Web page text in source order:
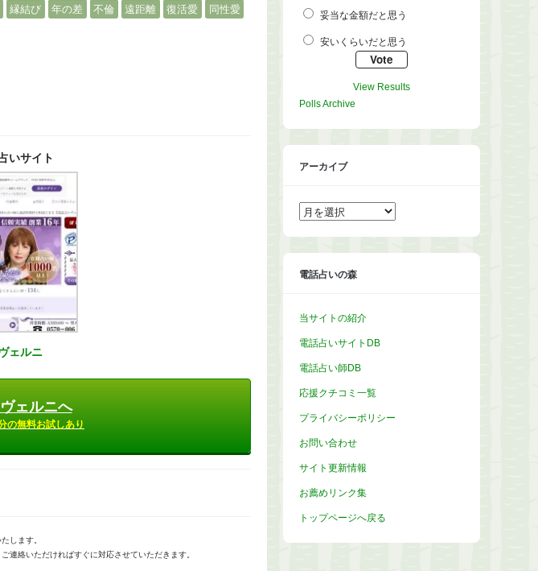
縁結び 年の差 不倫 遠距離 復活愛 同性愛
いサイト
ェルニ
ェルニへ
の無料お試しあり
します。
連絡いただければすぐに対応させていただきます。
妥当な金額だと思う
安いくらいだと思う
View Results
Polls Archive
アーカイブ
ア
ー
イ
電話占いの森
当サイトの紹介
電話占いサイトDB
電話占い師DB
応援クチコミ一覧
プライバシーポリシー
お問い合わせ
サイト更新情報
お薦めリンク集
トップページへ戻る